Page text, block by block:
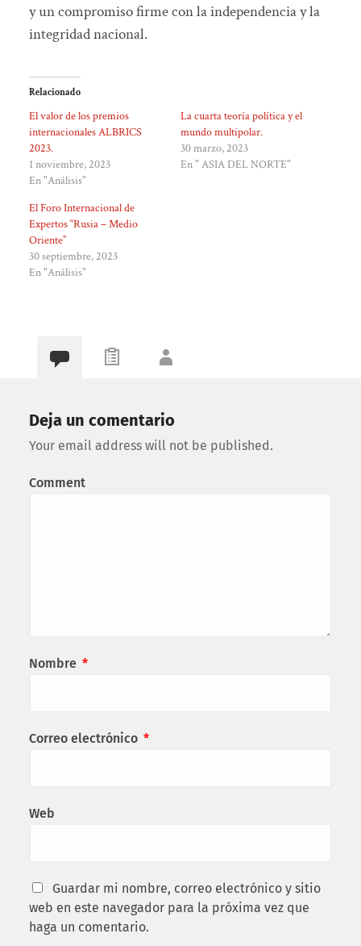
y un compromiso firme con la independencia y la
integridad nacional.
Relacionado
El valor de los premios
internacionales ALBRICS
2023.
1 noviembre, 2023
En "Análisis"
La cuarta teoría política y el
mundo multipolar.
30 marzo, 2023
En " ASIA DEL NORTE"
El Foro Internacional de
Expertos “Rusia – Medio
Oriente”
30 septiembre, 2023
En "Análisis"
Deja un comentario
Your email address will not be published.
Comment
Nombre *
Correo electrónico *
Web
Guardar mi nombre, correo electrónico y sitio
web en este navegador para la próxima vez que
haga un comentario.